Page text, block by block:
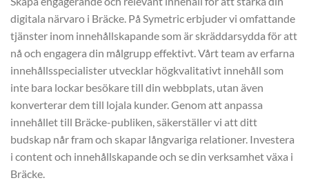
digitala närvaro i Bräcke. På Symetric erbjuder vi omfattande
tjänster inom innehållskapande som är skräddarsydda för att
nå och engagera din målgrupp effektivt. Vårt team av erfarna
innehållsspecialister utvecklar högkvalitativt innehåll som
inte bara lockar besökare till din webbplats, utan även
konverterar dem till lojala kunder. Genom att anpassa
innehållet till Bräcke-publiken, säkerställer vi att ditt
budskap når fram och skapar långvariga relationer. Investera
i content och innehållskapande och se din verksamhet växa i
Bräcke.